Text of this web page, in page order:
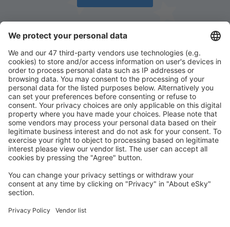
Descarcă aplicația noastrăși organizează-ţi
convenabil călătoriile
Planifică-ți călătoria
Bilete de avion